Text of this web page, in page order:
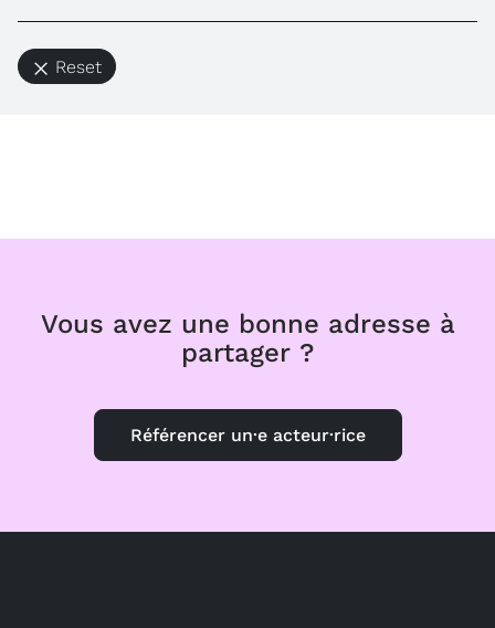
Reset
Vous avez une bonne adresse à
partager ?
Référencer un·e acteur·rice